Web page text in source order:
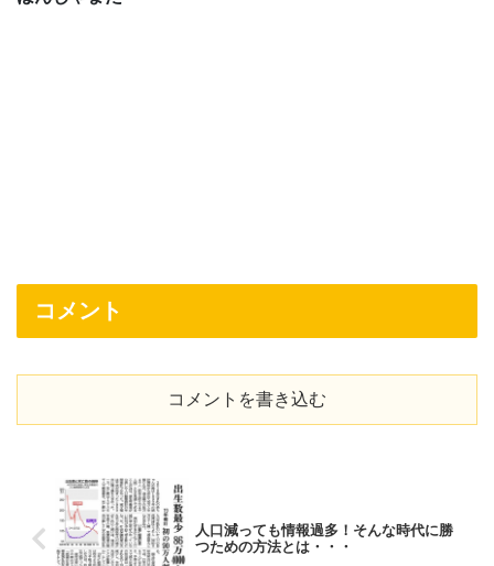
コメント
コメントを書き込む
人口減っても情報過多！そんな時代に勝
つための方法とは・・・